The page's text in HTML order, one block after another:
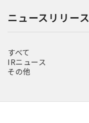
ニュースリリース
すべて
IRニュース
その他